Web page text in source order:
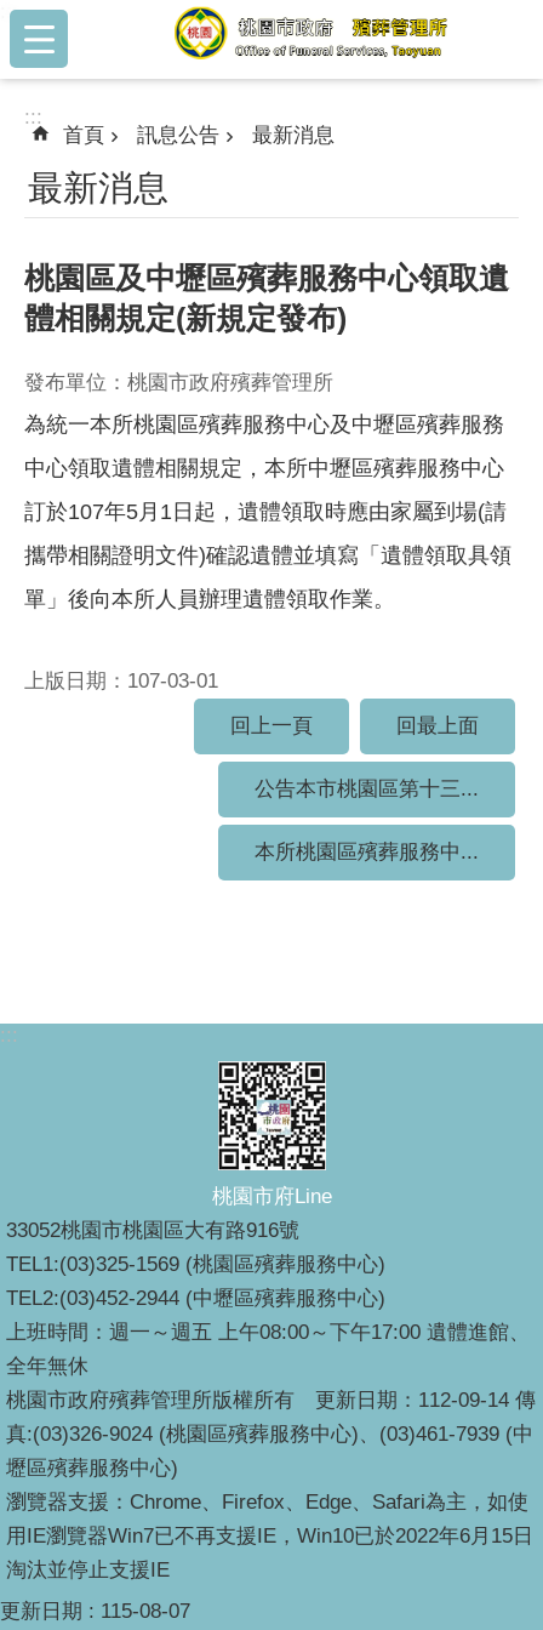
跳到主要內容區塊
:::
:::
首頁 訊息公告 最新消息
最新消息
桃園區及中壢區殯葬服務中心領取遺
體相關規定(新規定發布)
發布單位：桃園市政府殯葬管理所
為統一本所桃園區殯葬服務中心及中壢區殯葬服務
中心領取遺體相關規定，本所中壢區殯葬服務中心
訂於107年5月1日起，遺體領取時應由家屬到場(請
攜帶相關證明文件)確認遺體並填寫「遺體領取具領
單」後向本所人員辦理遺體領取作業。
上版日期：107-03-01
回上一頁
回最上面
公告本市桃園區第十三...
本所桃園區殯葬服務中...
:::
桃園市府Line
33052桃園市桃園區大有路916號
TEL1:(03)325-1569 (桃園區殯葬服務中心)
TEL2:(03)452-2944 (中壢區殯葬服務中心)
上班時間：週一～週五 上午08:00～下午17:00 遺體進館、
全年無休
桃園市政府殯葬管理所版權所有 更新日期：112-09-14 傳
真:(03)326-9024 (桃園區殯葬服務中心)、(03)461-7939 (中
壢區殯葬服務中心)
瀏覽器支援：Chrome、Firefox、Edge、Safari為主，如使
用IE瀏覽器Win7已不再支援IE，Win10已於2022年6月15日
淘汰並停止支援IE
更新日期
115-08-07